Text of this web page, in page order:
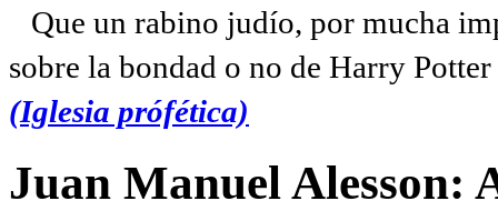
Que un rabino judío, por mucha
sobre la bondad o no de Harry
(Iglesia prófética)
Juan Manuel Alesson: